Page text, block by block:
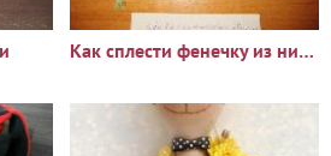
Как сплести фенечку из ниток мулине?